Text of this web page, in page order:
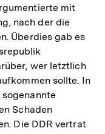
mit
nach der die
Überdies gab es
wer letztlich
sollte. In
Schaden
Die DDR vertrat